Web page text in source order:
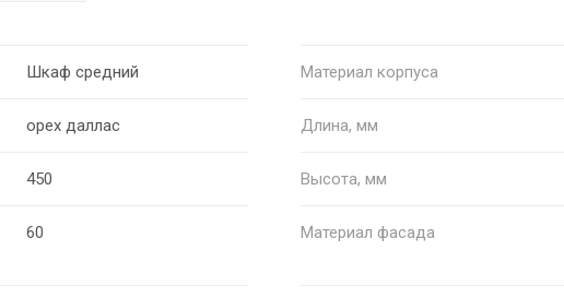
Шкаф средний Материал корпуса
орех даллас Длина, мм
450 Высота, мм
60 Материал фасада